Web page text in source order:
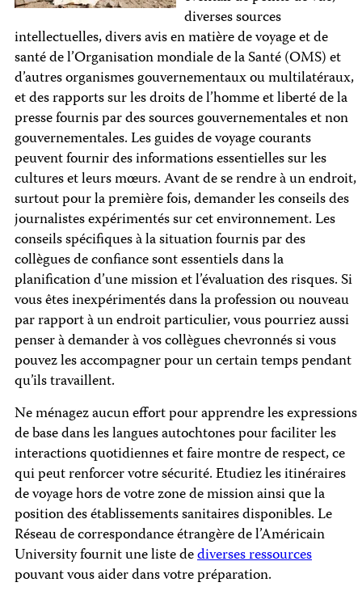
diverses sources
intellectuelles, divers avis en matière de voyage et de
santé de l’Organisation mondiale de la Santé (OMS) et
d’autres organismes gouvernementaux ou multilatéraux,
et des rapports sur les droits de l’homme et liberté de la
presse fournis par des sources gouvernementales et non
gouvernementales. Les guides de voyage courants
peuvent fournir des informations essentielles sur les
cultures et leurs mœurs. Avant de se rendre à un endroit,
surtout pour la première fois, demander les conseils des
journalistes expérimentés sur cet environnement. Les
conseils spécifiques à la situation fournis par des
collègues de confiance sont essentiels dans la
planification d’une mission et l’évaluation des risques. Si
vous êtes inexpérimentés dans la profession ou nouveau
par rapport à un endroit particulier, vous pourriez aussi
penser à demander à vos collègues chevronnés si vous
pouvez les accompagner pour un certain temps pendant
qu’ils travaillent.
Ne ménagez aucun effort pour apprendre les expressions
de base dans les langues autochtones pour faciliter les
interactions quotidiennes et faire montre de respect, ce
qui peut renforcer votre sécurité. Etudiez les itinéraires
de voyage hors de votre zone de mission ainsi que la
position des établissements sanitaires disponibles. Le
Réseau de correspondance étrangère de l’Américain
University fournit une liste dediverses ressources
pouvant vous aider dans votre préparation.